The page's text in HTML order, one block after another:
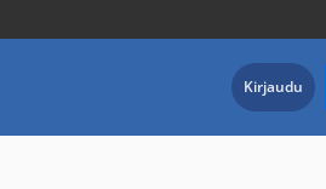
Kirjaudu